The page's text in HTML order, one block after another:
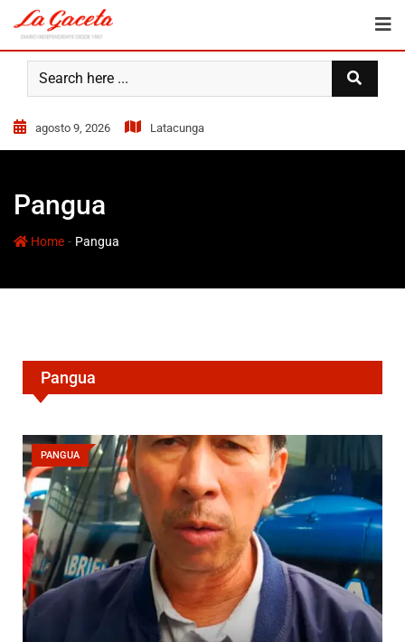
agosto 9, 2026 Latacunga
Pangua
Home - Pangua
Pangua
PANGUA